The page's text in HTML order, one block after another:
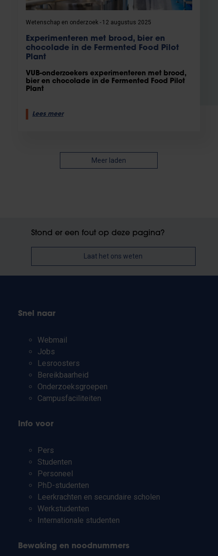
Wetenschap en onderzoek 12 augustus 2025
Experimenteren met brood, bier en
chocolade in de Fermented Food Pilot
Plant
VUB-onderzoekers experimenteren met brood,
bier en chocolade in de Fermented Food Pilot
Plant
Lees meer
Meer laden
Stond er een fout op deze pagina?
Laat het ons weten
Snel naar
Webmail
Jobs
Lesroosters
Bereikbaarheid
Onderzoeksgroepen
Campusfaciliteiten
Info voor
Pers
Studenten
Personeel
PhD-studenten
Leerkrachten en secundaire scholen
Werkstudenten
Internationale studenten
Bewaking en noodnummers